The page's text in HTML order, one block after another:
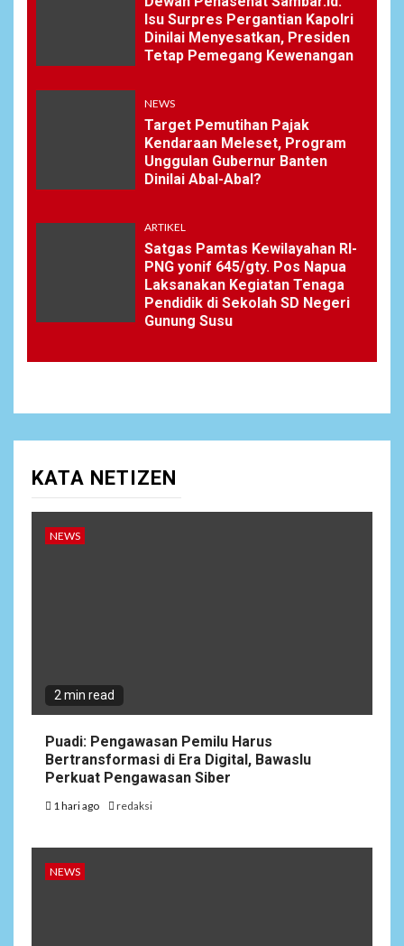
Isu Surpres Pergantian Kapolri
Dinilai Menyesatkan, Presiden
Tetap Pemegang Kewenangan
NEWS
Target Pemutihan Pajak
Kendaraan Meleset, Program
Unggulan Gubernur Banten
Dinilai Abal-Abal?
ARTIKEL
Satgas Pamtas Kewilayahan RI-
PNG yonif 645/gty. Pos Napua
Laksanakan Kegiatan Tenaga
Pendidik di Sekolah SD Negeri
Gunung Susu
KATA NETIZEN
NEWS
2 min read
Puadi: Pengawasan Pemilu Harus
Bertransformasi di Era Digital, Bawaslu
Perkuat Pengawasan Siber
1 hari ago redaksi
NEWS